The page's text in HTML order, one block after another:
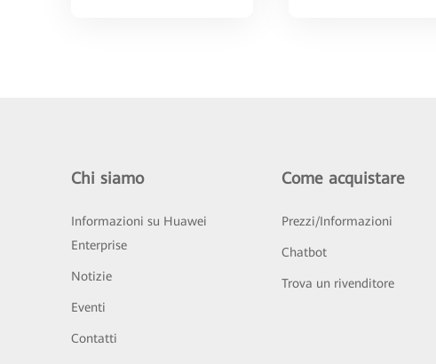
Chi siamo
Informazioni su Huawei
Enterprise
Notizie
Eventi
Contatti
Come acquistare
Prezzi/Informazioni
Chatbot
Trova un rivenditore